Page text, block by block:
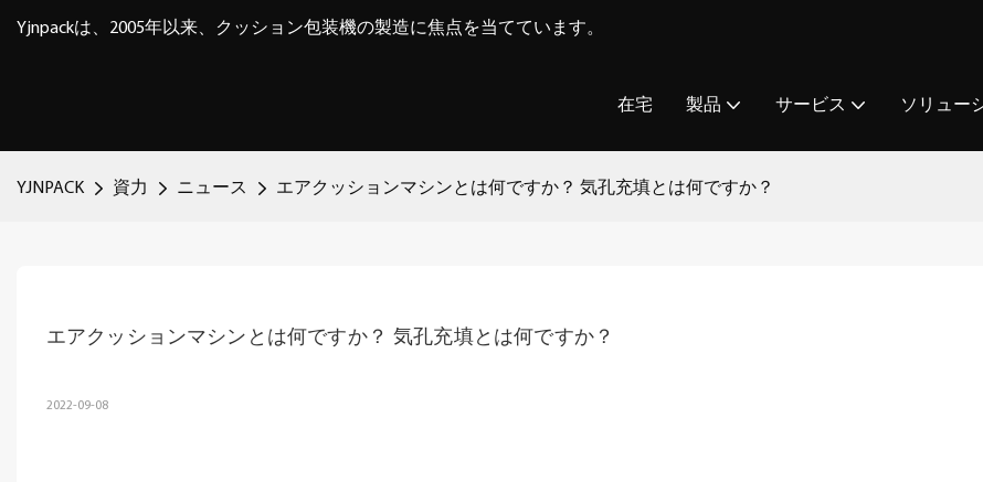
Yjnpackは、2005年以来、クッション包装機の製造に焦点を当てています。
在宅 製品 サービス ソリュー
YJNPACK 資力 ニュース エアクッションマシンとは何ですか？ 気孔充填とは何ですか？
エアクッションマシンとは何ですか？ 気孔充填とは何ですか？
2022-09-08